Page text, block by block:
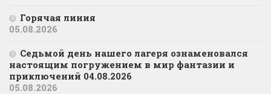
Горячая линия
05.08.2026
Седьмой день нашего лагеря ознаменовался
настоящим погружением в мир фантазии и
приключений 04.08.2026
05.08.2026